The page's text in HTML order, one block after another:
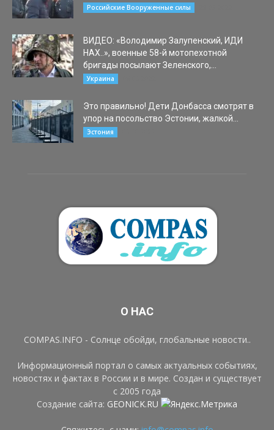
Российские Вооруженные силы
ВИДЕО: «Володимир Залупенский, ИДИ
НАХ..», военные 58-й мотопехотной
бригады посылают Зеленского,...
Украина
Это правильно! Дети Донбасса смотрят в
упор на посольство Эстонии, жалкой...
Эстония
О НАС
COMPAS.INFO - Солнце обойди, глобальные новости..
Информационный портал о самых актуальных событиях,
новостях и фактах в России и в мире. Создан и существует
с 2005 года
Создание сайта: GEONICK.RU